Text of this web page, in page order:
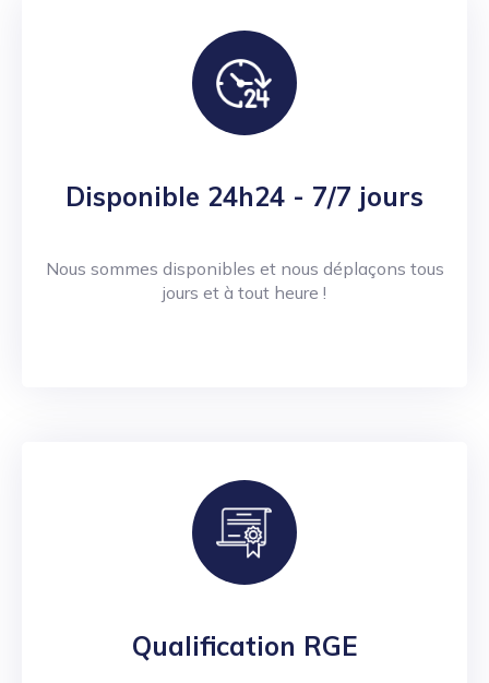
Disponible 24h24 - 7/7 jours
Nous sommes disponibles et nous déplaçons tous
jours et à tout heure !
Qualification RGE